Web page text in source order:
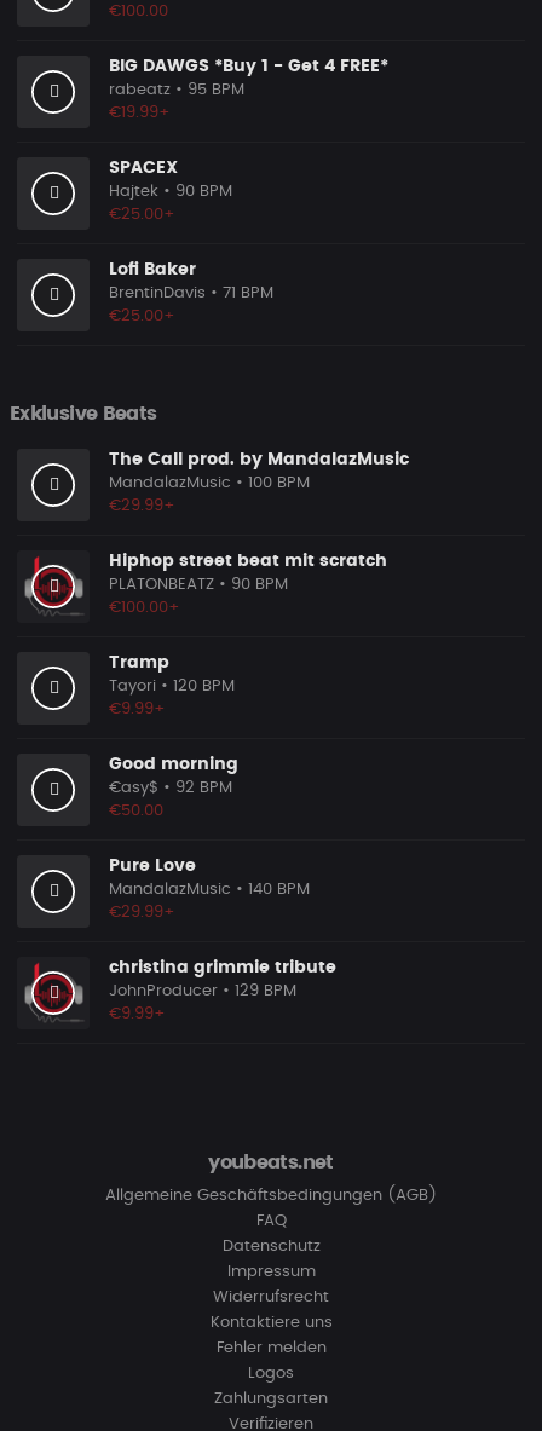
€100.00
BIG DAWGS *Buy 1 - Get 4 FREE*
rabeatz • 95 BPM
€19.99+
SPACEX
Hajtek • 90 BPM
€25.00+
Lofi Baker
BrentinDavis • 71 BPM
€25.00+
Exklusive Beats
The Call prod. by MandalazMusic
MandalazMusic • 100 BPM
€29.99+
Hiphop street beat mit scratch
PLATONBEATZ • 90 BPM
€100.00+
Tramp
Tayori • 120 BPM
€9.99+
Good morning
€asy$ • 92 BPM
€50.00
Pure Love
MandalazMusic • 140 BPM
€29.99+
christina grimmie tribute
JohnProducer • 129 BPM
€9.99+
youbeats.net
Allgemeine Geschäftsbedingungen (AGB)
FAQ
Datenschutz
Impressum
Widerrufsrecht
Kontaktiere uns
Fehler melden
Logos
Zahlungsarten
Verifizieren